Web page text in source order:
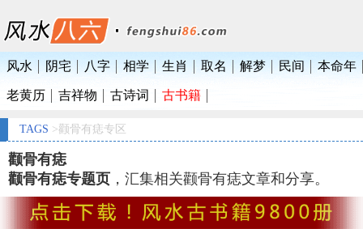
风水 阴宅 八字 相学 生肖 取名 解梦 民间 本命年
老黄历 吉祥物 古诗词 古书籍
TAGS >颧骨有痣专区
颧骨有痣
颧骨有痣专题页 ，汇集相关颧骨有痣文章和分享。